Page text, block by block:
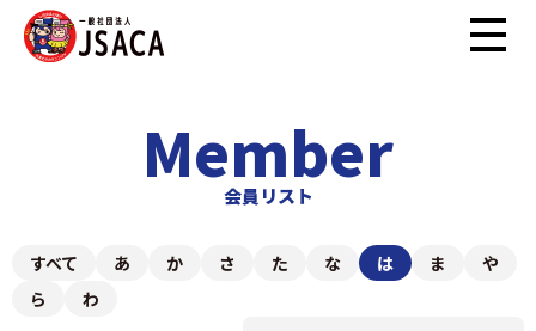
Member
会員リスト
すべて あ か さ た な は ま
や
ら
わ